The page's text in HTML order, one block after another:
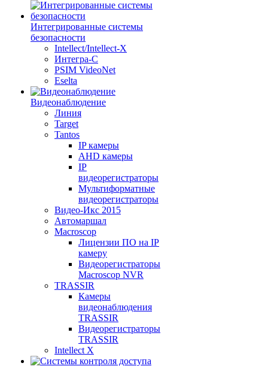
Интегрированные системы
безопасности
Intellect/Intellect-X
Интегра-С
PSIM VideoNet
Eselta
Видеонаблюдение
Линия
Target
Tantos
IP камеры
AHD камеры
IP
видеорегистраторы
Мультиформатные
видеорегистраторы
Видео-Икс 2015
Автомаршал
Macroscop
Лицензии ПО на IP
камеру
Видеорегистраторы
Macroscop NVR
TRASSIR
Камеры
видеонаблюдения
TRASSIR
Видеорегистраторы
TRASSIR
Intellect X